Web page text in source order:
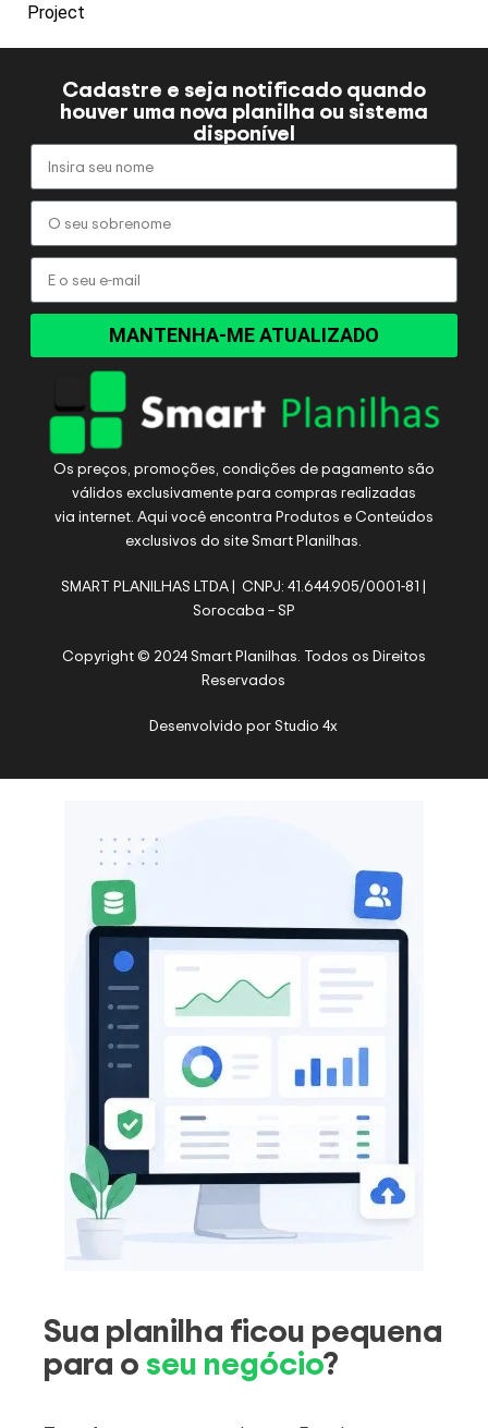
Project
Cadastre e seja notificado quando
houver uma nova planilha ou sistema
disponível
MANTENHA-ME ATUALIZADO
Os preços, promoções, condições de pagamento são
válidos exclusivamente para compras realizadas
via internet. Aqui você encontra Produtos e Conteúdos
exclusivos do site Smart Planilhas.
SMART PLANILHAS LTDA | CNPJ: 41.644.905/0001-81 |
Sorocaba – SP
Copyright © 2024 Smart Planilhas. Todos os Direitos
Reservados
Desenvolvido porStudio 4x
Sua planilha ficou pequena
para oseu negócio?